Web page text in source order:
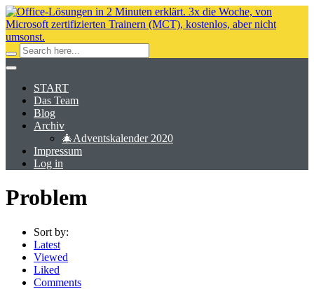
START
Das Team
Blog
Archiv
🎄Adventskalender 2020
Impressum
Log in
Problem
Sort by:
Latest
Viewed
Liked
Comments